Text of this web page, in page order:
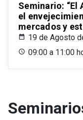
Seminario: “El
el
mercados y
19 de Agosto
09:00 a 11:00